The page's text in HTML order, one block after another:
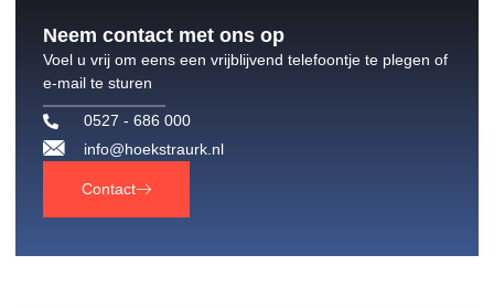
Neem contact met ons op
Voel u vrij om eens een vrijblijvend telefoontje te plegen of
e-mail te sturen
0527 - 686 000
info@hoekstraurk.nl
Contact